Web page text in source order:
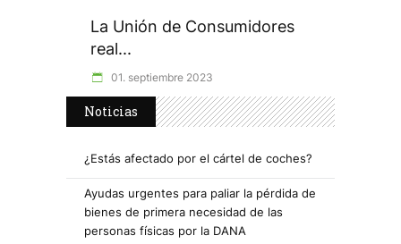
La Unión de Consumidores
real...
01. septiembre 2023
Noticias
¿Estás afectado por el cártel de coches?
Ayudas urgentes para paliar la pérdida de
bienes de primera necesidad de las
personas físicas por la DANA